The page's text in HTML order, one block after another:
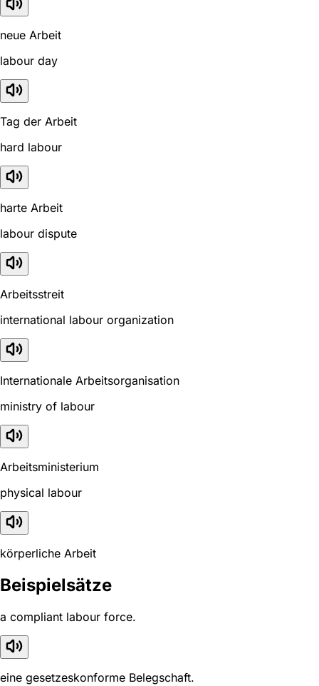
neue Arbeit
labour day
Tag der Arbeit
hard labour
harte Arbeit
labour dispute
Arbeitsstreit
international labour organization
Internationale Arbeitsorganisation
ministry of labour
Arbeitsministerium
physical labour
körperliche Arbeit
Beispielsätze
a compliant labour force.
eine gesetzeskonforme Belegschaft.